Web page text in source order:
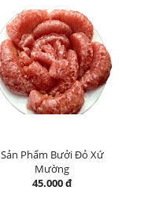
Sản Phẩm Bưởi Đỏ Xứ
Mường
45.000 đ